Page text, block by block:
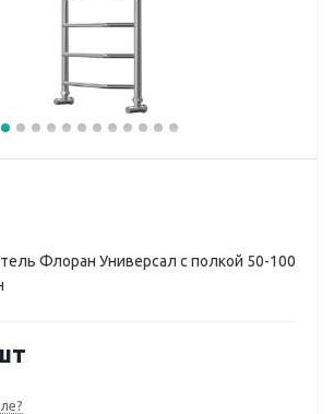
Флоран Универсал с полкой 50-100